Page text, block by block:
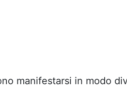
manifestarsi in modo